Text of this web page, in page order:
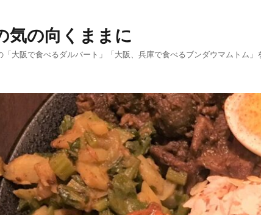
気の向くままに
「大阪で食べるダルバート」「大阪、兵庫で食べるブンダウマムトム